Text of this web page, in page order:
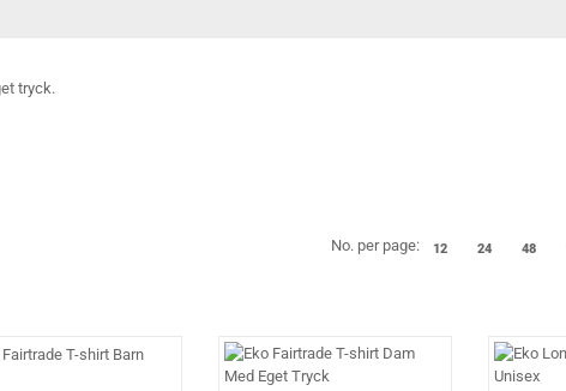
tryck.
No. per page: 12 24 48